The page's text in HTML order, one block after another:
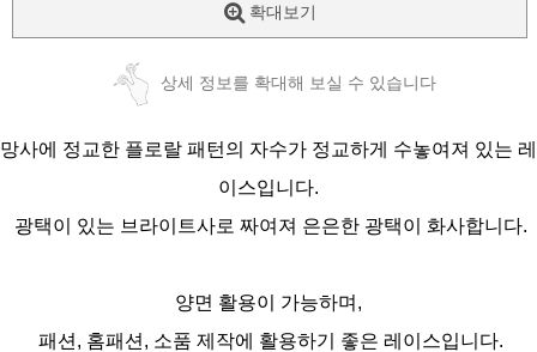
확대보기
상세 정보를 확대해 보실 수 있습니다
망사에 정교한 플로랄 패턴의 자수가 정교하게 수놓여져 있는 레
이스입니다.
광택이 있는 브라이트사로 짜여져 은은한 광택이 화사합니다.
양면 활용이 가능하며,
패션, 홈패션, 소품 제작에 활용하기 좋은 레이스입니다.